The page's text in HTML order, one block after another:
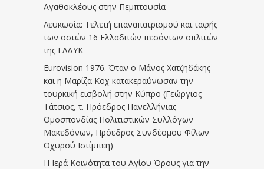
Αγαθοκλέους στην Πεμπτουσία
Λευκωσία: Τελετή επαναπατρισμού και ταφής
των οστών 16 Ελλαδιτών πεσόντων οπλιτών
της ΕΛΔΥΚ
Eurovision 1976. Όταν ο Μάνος Χατζηδάκης
και η Μαρίζα Κοχ κατακεραύνωσαν την
τουρκική εισβολή στην Κύπρο (Γεώργιος
Τάτσιος, τ. Πρόεδρος Πανελλήνιας
Ομοσπονδίας Πολιτιστικών Συλλόγων
Μακεδόνων, Πρόεδρος Συνδέσμου Φίλων
Οχυρού Ιστίμπεη)
Η Ιερά Κοινότητα του Αγίου Όρους για την